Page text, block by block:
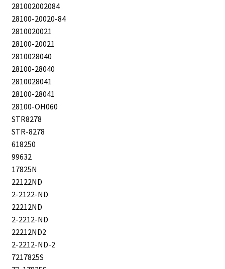
281002002084
28100-20020-84
2810020021
28100-20021
2810028040
28100-28040
2810028041
28100-28041
28100-OH060
STR8278
STR-8278
618250
99632
17825N
22122ND
2-2122-ND
22212ND
2-2212-ND
22212ND2
2-2212-ND-2
7217825S